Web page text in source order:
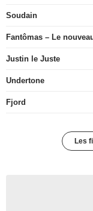
Soudain
Fantômas – Le
Justin le Juste
Undertone
Fjord
Les